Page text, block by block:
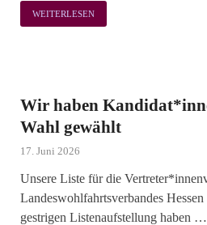
WEITERLESEN
Wir haben
Wahl gewählt
17. Juni 2026
Unsere Liste für die
Landeswohlfahrtsverbandes
gestrigen Listenaufstellung haben …